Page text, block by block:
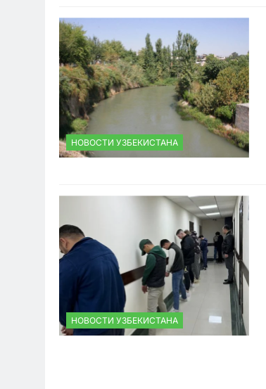
НОВОСТИ УЗБЕКИСТАНА
НОВОСТИ УЗБЕКИСТАНА